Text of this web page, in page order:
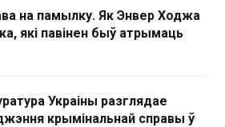
на памылку. Як Энвер Ходжа
які павінен быў атрымаць
Украіны разглядае
крымінальнай справы ў